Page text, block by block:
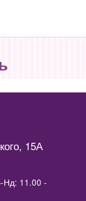
15А
Нд: 11.00 -